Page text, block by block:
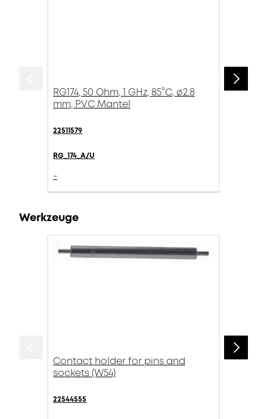
RG174, 50 Ohm, 1 GHz, 85°C, ø2.8
mm, PVC Mantel
22511579
RG_174_A/U
-
Werkzeuge
Contact holder for pins and
sockets (W54)
22544555